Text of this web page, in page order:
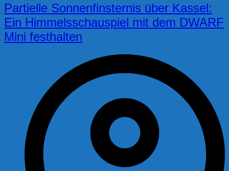
Partielle Sonnenfinsternis über Kassel:
Ein Himmelsschauspiel mit dem DWARF
Mini festhalten